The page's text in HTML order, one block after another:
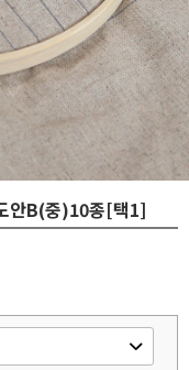
안B(중)10종[택1]